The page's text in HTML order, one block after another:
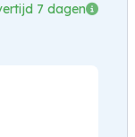
7 dagen